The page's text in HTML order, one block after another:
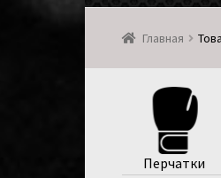
Главная
Перчатки